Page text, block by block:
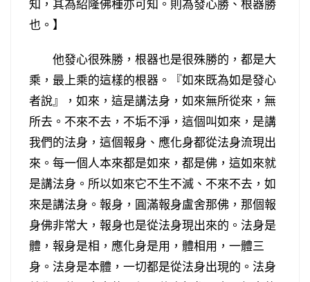
知，其為紹隆佛種亦可知。則為發心勝、根器勝
也。】
他發心很殊勝，根器也是很殊勝的，都是大
乘，最上乘的這樣的根器。『如來既為如是發心
者說』，如來，這是講法身，如來無所從來，無
所去。不來不去，不垢不淨，這個叫如來，是講
我們的法身，這個報身、應化身都從法身流現出
來。每一個人本來都是如來，都是佛，這如來就
是講法身。所以如來它不生不滅、不來不去，如
來是講法身。報身，圓滿報身盧舍那佛，那個報
身佛非常大，報身也是從法身現出來的。法身是
體，報身是相，應化身是用，體相用，一體三
身。法身是本體，一切都是從法身出現的。法身